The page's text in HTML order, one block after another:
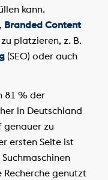
kann.
Branded Content
platzieren, z. B.
(SEO) oder auch
81 % der
in Deutschland
genauer zu
ersten Seite ist
genutzt